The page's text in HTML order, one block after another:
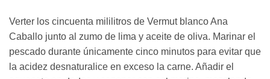
Verter los cincuenta mililitros de Vermut blanco Ana
Caballo junto al zumo de lima y aceite de oliva. Marinar el
pescado durante únicamente cinco minutos para evitar que
la acidez desnaturalice en exceso la carne. Añadir el